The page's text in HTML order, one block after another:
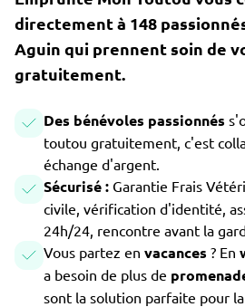
directement à 148
Aguin qui prennent soin de
gratuitement.
Des bénévoles passionnés
toutou gratuitement, c'est
échange d'argent.
Sécurisé : Garantie Frais
civile, vérification d'identité,
24h/24, rencontre avant la
Vous partez en vacances ? En
a besoin de plus de
sont la solution parfaite pour